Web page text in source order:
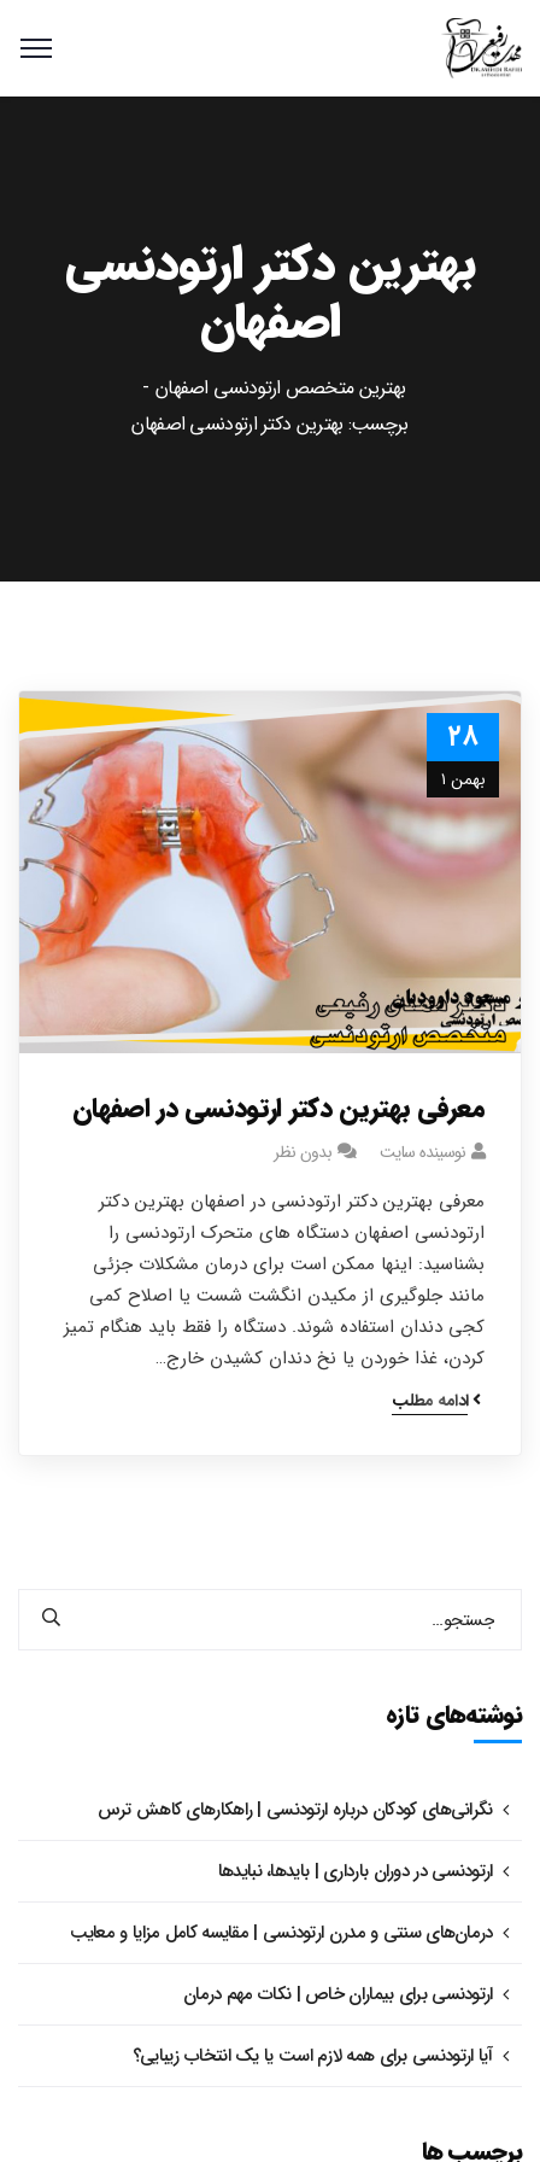
بهترین دکتر ارتودنسی
اصفهان
بهترین متخصص ارتودنسی اصفهان
برچسب: بهترین دکتر ارتودنسی اصفهان
۲۸
بهمن ۱
معرفی بهترین دکتر ارتودنسی در اصفهان
نوسینده سایت بدون نظر
معرفی بهترین دکتر ارتودنسی در اصفهان بهترین دکتر
ارتودنسی اصفهان دستگاه های متحرک ارتودنسی را
بشناسید: اینها ممکن است برای درمان مشکلات جزئی
مانند جلوگیری از مکیدن انگشت شست یا اصلاح کمی
کجی دندان استفاده شوند. دستگاه را فقط باید هنگام تمیز
کردن، غذا خوردن یا نخ دندان کشیدن خارج…
ادامه مطلب
نوشته‌های تازه
نگرانی‌های کودکان درباره ارتودنسی | راهکارهای کاهش ترس
ارتودنسی در دوران بارداری | بایدها، نبایدها
درمان‌های سنتی و مدرن ارتودنسی | مقایسه کامل مزایا و معایب
ارتودنسی برای بیماران خاص | نکات مهم درمان
آیا ارتودنسی برای همه لازم است یا یک انتخاب زیبایی؟
برچسب ها